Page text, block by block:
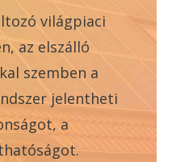
világpiaci
az elszálló
szemben a
jelentheti
a